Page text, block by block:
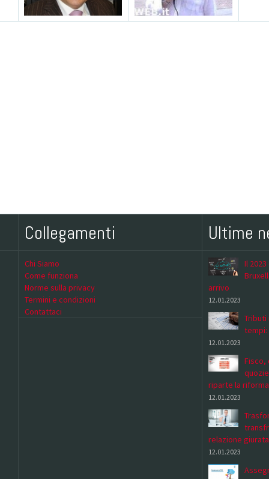
Collegamenti
Chi Siamo
Come funziona
Norme sulla privacy
Termini e condizioni
Contattaci
Ultime
Il
arrivo
12.01.2023
Tributi
tempi:
12.01.2023
Fisco,
riparte la riforma
12.01.2023
relazione
12.01.2023